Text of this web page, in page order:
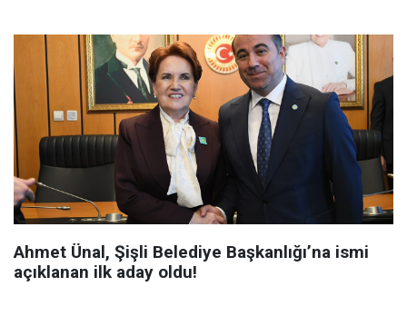
Ahmet Ünal, Şişli Belediye Başkanlığı’na ismi
açıklanan ilk aday oldu!